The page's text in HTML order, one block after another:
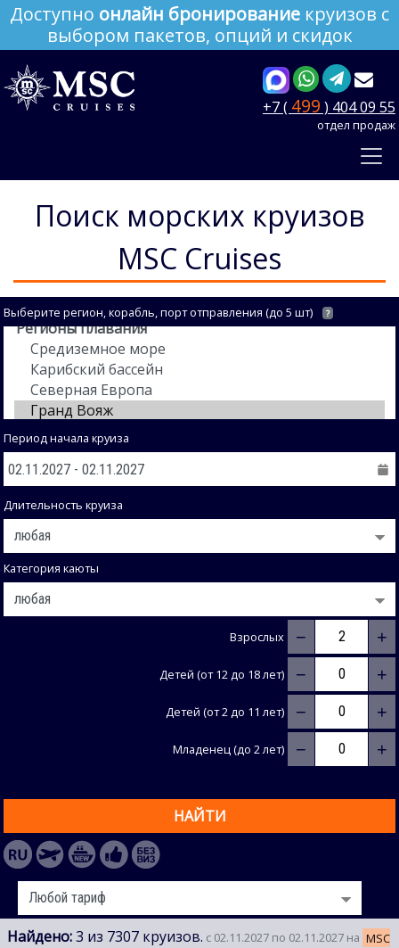
Доступно онлайн бронирование круизов с
выбором пакетов, опций и скидок
+7 ( 499 ) 404 09 55
отдел продаж
Поиск морских круизов
MSC Cruises
Выберите регион, корабль, порт отправления (до 5 шт) ?
Период начала круиза
Длительность круиза
Категория каюты
Взрослых − +
Детей (от 12 до 18 лет) − +
Детей (от 2 до 11 лет) − +
Младенец (до 2 лет) − +
НАЙТИ
Найдено:3 из 7307 круизов. с 02.11.2027 по 02.11.2027 на MSC